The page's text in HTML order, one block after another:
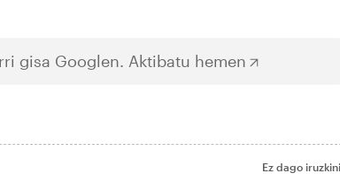
gisa Googlen. Aktibatu hemen
Ez dago